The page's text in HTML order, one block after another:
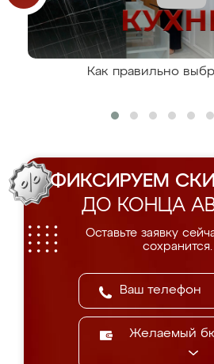
Как правильно
ФИКСИРУЕМ
ДО КОНЦА
Оставьте заявку
сохранится.
Желаемый